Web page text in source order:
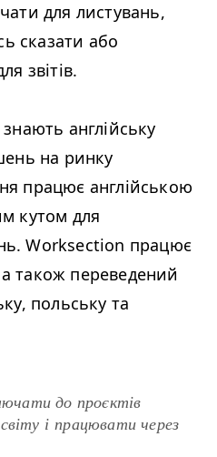
для листувань,
сказати або
звітів.
англійську
на ринку
працює англійською
кутом для
Worksection працює
також переведений
польську та
до проєктів
і працювати через